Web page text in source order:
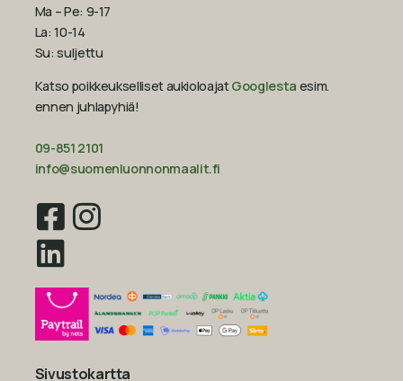
Ma – Pe: 9-17
La: 10-14
Su: suljettu
Katso poikkeukselliset aukioloajatGooglesta esim.
ennen juhlapyhiä!‍
09-851 2101
info@suomenluonnonmaalit.fi
Sivustokartta